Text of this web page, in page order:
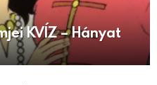
KVÍZ – Hányat